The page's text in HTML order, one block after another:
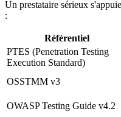
Un prestataire sérieux
:
Référentiel
PTES (Penetration Testing
Execution Standard)
OSSTMM v3
OWASP Testing Guide v4.2